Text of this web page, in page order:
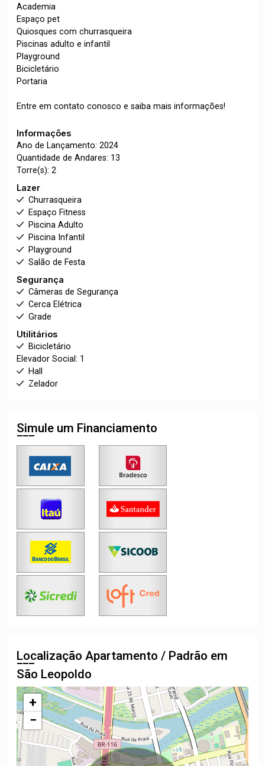
Academia
Espaço pet
Quiosques com churrasqueira
Piscinas adulto e infantil
Playground
Bicicletário
Portaria
Entre em contato conosco e saiba mais informações!
Informações
Ano de Lançamento: 2024
Quantidade de Andares: 13
Torre(s): 2
Lazer
Churrasqueira
Espaço Fitness
Piscina Adulto
Piscina Infantil
Playground
Salão de Festa
Segurança
Câmeras de Segurança
Cerca Elétrica
Grade
Utilitários
Bicicletário
Elevador Social: 1
Hall
Zelador
Simule um Financiamento
Localização Apartamento / Padrão em
São Leopoldo
+
−